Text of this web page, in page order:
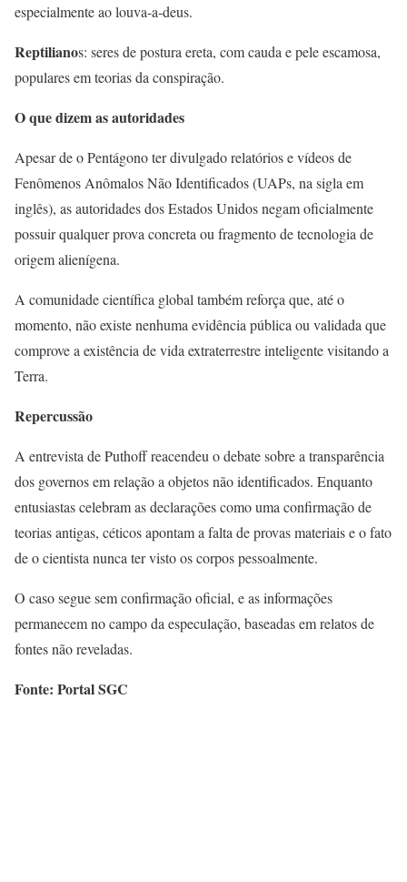
especialmente ao louva-a-deus.
Reptilianos: seres de postura ereta, com cauda e pele escamosa,
populares em teorias da conspiração.
O que dizem as autoridades
Apesar de o Pentágono ter divulgado relatórios e vídeos de
Fenômenos Anômalos Não Identificados (UAPs, na sigla em
inglês), as autoridades dos Estados Unidos negam oficialmente
possuir qualquer prova concreta ou fragmento de tecnologia de
origem alienígena.
A comunidade científica global também reforça que, até o
momento, não existe nenhuma evidência pública ou validada que
comprove a existência de vida extraterrestre inteligente visitando a
Terra.
Repercussão
A entrevista de Puthoff reacendeu o debate sobre a transparência
dos governos em relação a objetos não identificados. Enquanto
entusiastas celebram as declarações como uma confirmação de
teorias antigas, céticos apontam a falta de provas materiais e o fato
de o cientista nunca ter visto os corpos pessoalmente.
O caso segue sem confirmação oficial, e as informações
permanecem no campo da especulação, baseadas em relatos de
fontes não reveladas.
Fonte: Portal SGC